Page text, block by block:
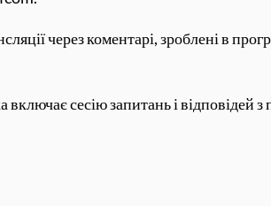
через коментарі, зроблені в
сесію запитань і відповідей